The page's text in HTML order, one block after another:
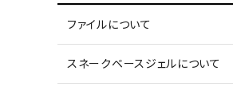
ファイルについて
スネークベースジェルについて